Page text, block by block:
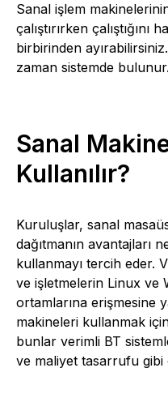
Sanal işlem
çalıştırırken çalıştığını
birbirinden
zaman sistemde bulunur.
Sanal
Kullanılır?
Kuruluşlar, sanal
dağıtmanın avantajları
kullanmayı tercih eder.
ve işletmelerin Linux ve
ortamlarına erişmesine
makineleri kullanmak
bunlar verimli BT
ve maliyet tasarrufu gibi